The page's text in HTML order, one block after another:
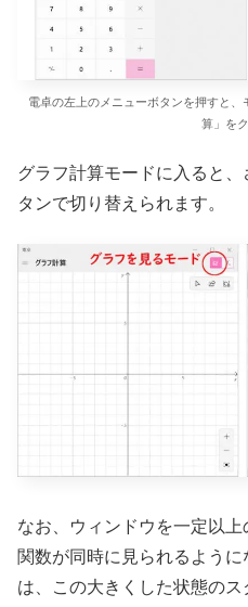
電卓の左上のメニューボタンを押すと
算」を
グラフ計算モードに入ると
タンで切り替えられます。
なお、ウィンドウを一定以
関数が同時に見られるよう
は、この大きくした状態の